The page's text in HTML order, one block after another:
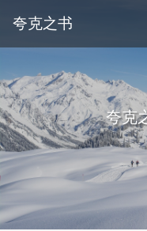
夸克之书
夸克